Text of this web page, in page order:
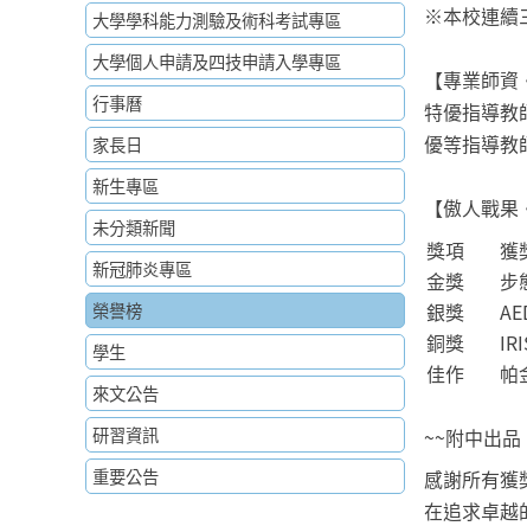
大學學科能力測驗及術科考試專區
大學個人申請及四技申請入學專區
行事曆
家長日
新生專區
未分類新聞
新冠肺炎專區
榮譽榜
學生
來文公告
研習資訊
重要公告
※本校連續
【專業師資
特優指導教
優等指導教
【傲人戰果
獎項
獲
金獎
步
銀獎
銅獎
佳作
帕
~~附中出
感謝所有獲
在追求卓越